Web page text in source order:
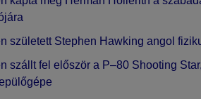
született Stephen Hawking angol
szállt fel először a P–80 Shooting Star